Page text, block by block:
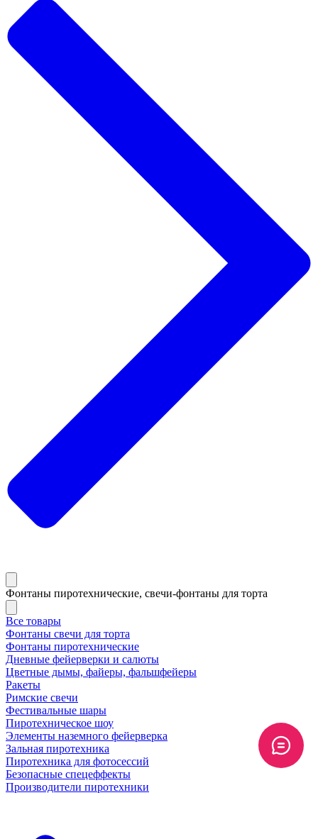
Фонтаны пиротехнические, свечи-фонтаны для торта
Все товары
Фонтаны свечи для торта
Фонтаны пиротехнические
Дневные фейерверки и салюты
Цветные дымы, файеры, фальшфейеры
Ракеты
Римские свечи
Фестивальные шары
Пиротехническое шоу
Элементы наземного фейерверка
Зальная пиротехника
Пиротехника для фотосессий
Безопасные спецеффекты
Производители пиротехники